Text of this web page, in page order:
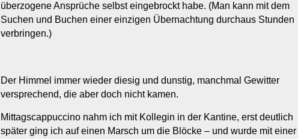
überzogene Ansprüche selbst eingebrockt habe. (Man kann mit dem
Suchen und Buchen einer einzigen Übernachtung durchaus Stunden
verbringen.)
Der Himmel immer wieder diesig und dunstig, manchmal Gewitter
versprechend, die aber doch nicht kamen.
Mittagscappuccino nahm ich mit Kollegin in der Kantine, erst deutlich
später ging ich auf einen Marsch um die Blöcke – und wurde mit einer